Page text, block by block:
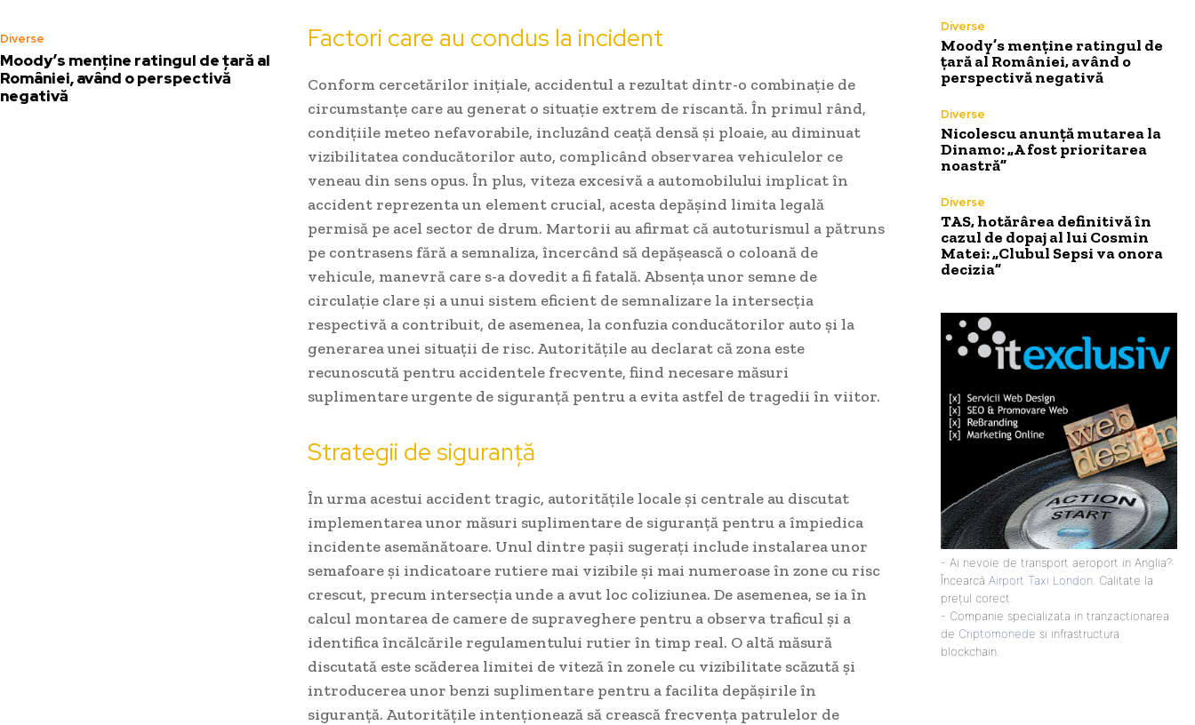
Diverse
Moody’s menține ratingul de țară al
României, având o perspectivă
negativă
Factori care au condus la incident
Conform cercetărilor inițiale, accidentul a rezultat dintr-o combinație de
circumstanțe care au generat o situație extrem de riscantă. În primul rând,
condițiile meteo nefavorabile, incluzând ceață densă și ploaie, au diminuat
vizibilitatea conducătorilor auto, complicând observarea vehiculelor ce
veneau din sens opus. În plus, viteza excesivă a automobilului implicat în
accident reprezenta un element crucial, acesta depășind limita legală
permisă pe acel sector de drum. Martorii au afirmat că autoturismul a pătruns
pe contrasens fără a semnaliza, încercând să depășească o coloană de
vehicule, manevră care s-a dovedit a fi fatală. Absența unor semne de
circulație clare și a unui sistem eficient de semnalizare la intersecția
respectivă a contribuit, de asemenea, la confuzia conducătorilor auto și la
generarea unei situații de risc. Autoritățile au declarat că zona este
recunoscută pentru accidentele frecvente, fiind necesare măsuri
suplimentare urgente de siguranță pentru a evita astfel de tragedii în viitor.
Strategii de siguranță
În urma acestui accident tragic, autoritățile locale și centrale au discutat
implementarea unor măsuri suplimentare de siguranță pentru a împiedica
incidente asemănătoare. Unul dintre pașii sugerați include instalarea unor
semafoare și indicatoare rutiere mai vizibile și mai numeroase în zone cu risc
crescut, precum intersecția unde a avut loc coliziunea. De asemenea, se ia în
calcul montarea de camere de supraveghere pentru a observa traficul și a
identifica încălcările regulamentului rutier în timp real. O altă măsură
discutată este scăderea limitei de viteză în zonele cu vizibilitate scăzută și
introducerea unor benzi suplimentare pentru a facilita depășirile în
siguranță. Autoritățile intenționează să crească frecvența patrulelor de
Diverse
Moody’s menține ratingul de
țară al României, având o
perspectivă negativă
Diverse
Nicolescu anunță mutarea la
Dinamo: „A fost prioritarea
noastră”
Diverse
TAS, hotărârea definitivă în
cazul de dopaj al lui Cosmin
Matei: „Clubul Sepsi va onora
decizia”
- Ai nevoie de transport aeroport in Anglia?
Încearcă Airport Taxi London . Calitate la
prețul corect.
- Companie specializata in tranzactionarea
de Criptomonede si infrastructura
blockchain.